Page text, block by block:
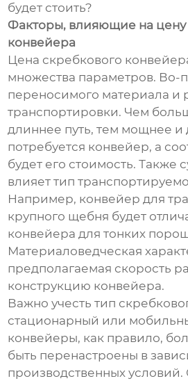
будет стоить?
Факторы, влияющие на цену
конвейера
Цена скребкового
множества параметров. Во-
переносимого материала и
транспортировки. Чем
длиннее путь, тем мощнее и
потребуется конвейер, а
будет его стоимость. Также
влияет тип
Например, конвейер для
крупного щебня будет
конвейера для тонких
Материаловедческая
предполагаемая скорость
конструкцию конвейера.
Важно учесть тип
стационарный или
конвейеры, как правило,
быть перенастроены в
производственных условий.